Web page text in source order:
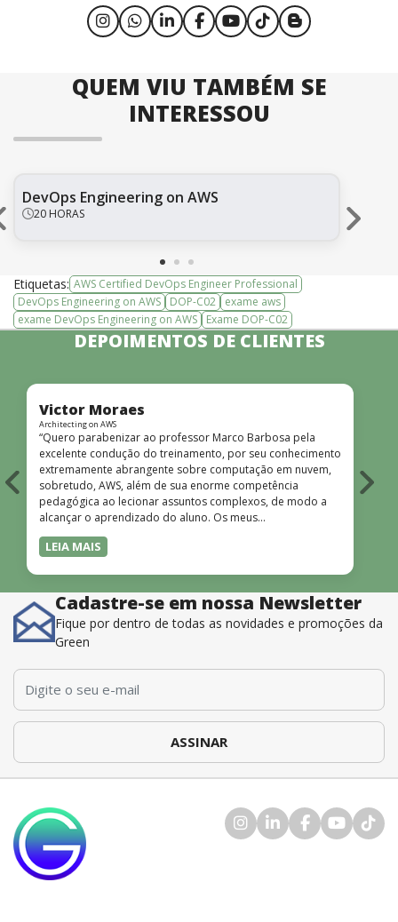
QUEM VIU TAMBÉM SE
INTERESSOU
DevOps Engineering on AWS
20 HORAS
Etiquetas: AWS Certified DevOps Engineer Professional
DevOps Engineering on AWS
DOP-C02
exame aws
exame DevOps Engineering on AWS
Exame DOP-C02
DEPOIMENTOS DE CLIENTES
Victor Moraes
Architecting on AWS
“Quero parabenizar ao professor Marco Barbosa pela
excelente condução do treinamento, por seu conhecimento
extremamente abrangente sobre computação em nuvem,
sobretudo, AWS, além de sua enorme competência
pedagógica ao lecionar assuntos complexos, de modo a
alcançar o aprendizado do aluno. Os meus
agradecimentos ao professor.”
LEIA MAIS
Cadastre-se em nossa Newsletter
Fique por dentro de todas as novidades e promoções da
Green
E-mail